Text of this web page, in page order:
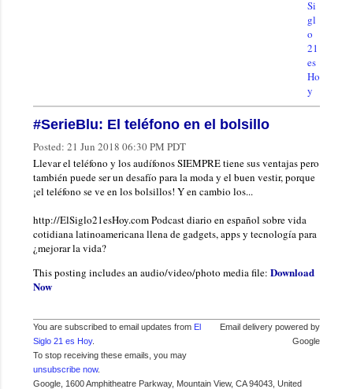
#SerieBlu: El teléfono en el bolsillo
Posted: 21 Jun 2018 06:30 PM PDT
Llevar el teléfono y los audífonos SIEMPRE tiene sus ventajas pero
también puede ser un desafío para la moda y el buen vestir, porque
¡el teléfono se ve en los bolsillos! Y en cambio los...
http://ElSiglo21esHoy.com Podcast diario en español sobre vida
cotidiana latinoamericana llena de gadgets, apps y tecnología para
¿mejorar la vida?
This posting includes an audio/video/photo media file: Download
Now
You are subscribed to email updates from El
Siglo 21 es Hoy.
To stop receiving these emails, you may
unsubscribe now.
Email delivery powered by
Google
Google, 1600 Amphitheatre Parkway, Mountain View, CA 94043, United